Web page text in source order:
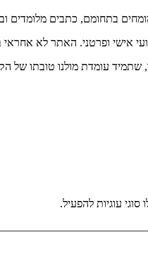
בתחומם, כתבים מלומדים
אישי ופרטני. האתר לא
עומדת מולנו טובתו של
עוגיות להפעיל.